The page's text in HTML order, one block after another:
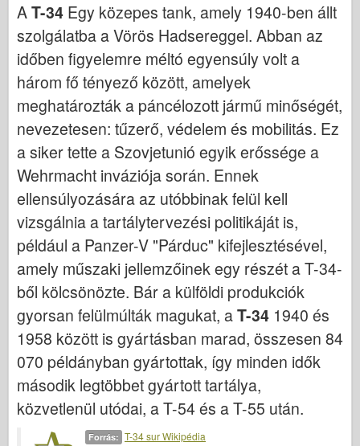
Legenda
Meng modell
Tamiya
Tristar
Zvezda
Albumok-Fotók
Séta körül
Könyvek
Dvd
Kapcsolat
le Napló
A készletek
AT-34 Egy közepes tank, amely 1940-ben állt
szolgálatba a Vörös Hadsereggel. Abban az
időben figyelemre méltó egyensúly volt a
három fő tényező között, amelyek
meghatározták a páncélozott jármű minőségét,
nevezetesen: tűzerő, védelem és mobilitás. Ez
a siker tette a Szovjetunió egyik erőssége a
Wehrmacht inváziója során. Ennek
ellensúlyozására az utóbbinak felül kell
vizsgálnia a tartálytervezési politikáját is,
például a Panzer-V "Párduc" kifejlesztésével,
amely műszaki jellemzőinek egy részét a T-34-
ből kölcsönözte. Bár a külföldi produkciók
gyorsan felülmúlták magukat, aT-34 1940 és
1958 között is gyártásban marad, összesen 84
070 példányban gyártottak, így minden idők
második legtöbbet gyártott tartálya,
közvetlenül utódai, a T-54 és a T-55 után.
Forrás: T-34 sur Wikipédia